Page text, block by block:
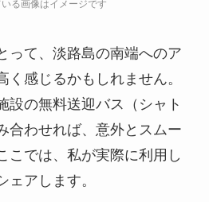
って、淡路島の南端へのア
く感じるかもしれません。
設の無料送迎バス（シャト
合わせれば、意外とスムー
こでは、私が実際に利用し
ェアします。